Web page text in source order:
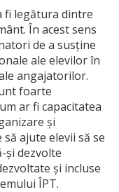
fi legătura dintre
În acest sens
de a susține
ale elevilor în
angajatorilor.
foarte
ar fi capacitatea
și
ajute elevii să se
și dezvolte
și incluse
ÎPT.